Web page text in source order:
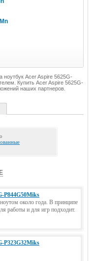
ноутбук Acer Aspire 5625G-
Купить Acer Aspire 5625G-
наших партнеров.
P844G50Miks
около года. В принципе
работы и для игр подходит.
P323G32Miks